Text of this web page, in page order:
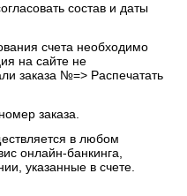
состав и даты
счета необходимо
на сайте не
заказа №=> Распечатать
заказа.
в любом
онлайн-банкинга,
указанные в счете.